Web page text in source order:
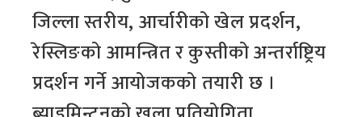
जिल्ला स्तरीय, आर्चारीको खेल प्रदर्शन,
रेस्लिङको आमन्त्रित र कुस्तीको अन्तर्राष्ट्रिय
प्रदर्शन गर्ने आयोजकको तयारी छ ।